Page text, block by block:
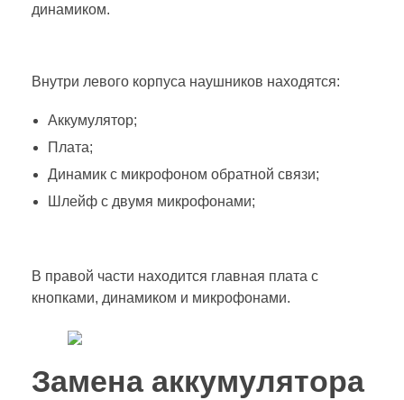
динамиком.
Внутри левого корпуса наушников находятся:
Аккумулятор;
Плата;
Динамик с микрофоном обратной связи;
Шлейф с двумя микрофонами;
В правой части находится главная плата с
кнопками, динамиком и микрофонами.
Замена аккумулятора